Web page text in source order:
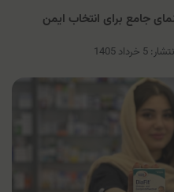
جامع برای انتخاب ایمن
خرداد 1405